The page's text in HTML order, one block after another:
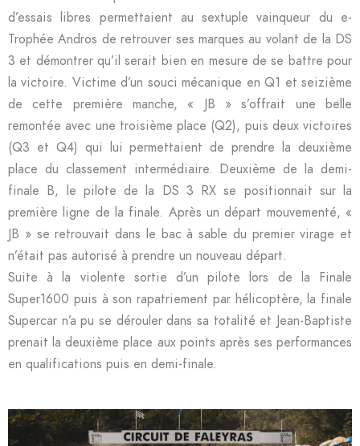
d’essais libres permettaient au sextuple vainqueur du e-
Trophée Andros de retrouver ses marques au volant de la DS
3 et démontrer qu’il serait bien en mesure de se battre pour
la victoire. Victime d’un souci mécanique en Q1 et seizième
de cette première manche, « JB » s’offrait une belle
remontée avec une troisième place (Q2), puis deux victoires
(Q3 et Q4) qui lui permettaient de prendre la deuxième
place du classement intermédiaire. Deuxième de la demi-
finale B, le pilote de la DS 3 RX se positionnait sur la
première ligne de la finale. Après un départ mouvementé, «
JB » se retrouvait dans le bac à sable du premier virage et
n’était pas autorisé à prendre un nouveau départ.
Suite à la violente sortie d’un pilote lors de la Finale
Super1600 puis à son rapatriement par hélicoptère, la finale
Supercar n’a pu se dérouler dans sa totalité et Jean-Baptiste
prenait la deuxième place aux points après ses performances
en qualifications puis en demi-finale.